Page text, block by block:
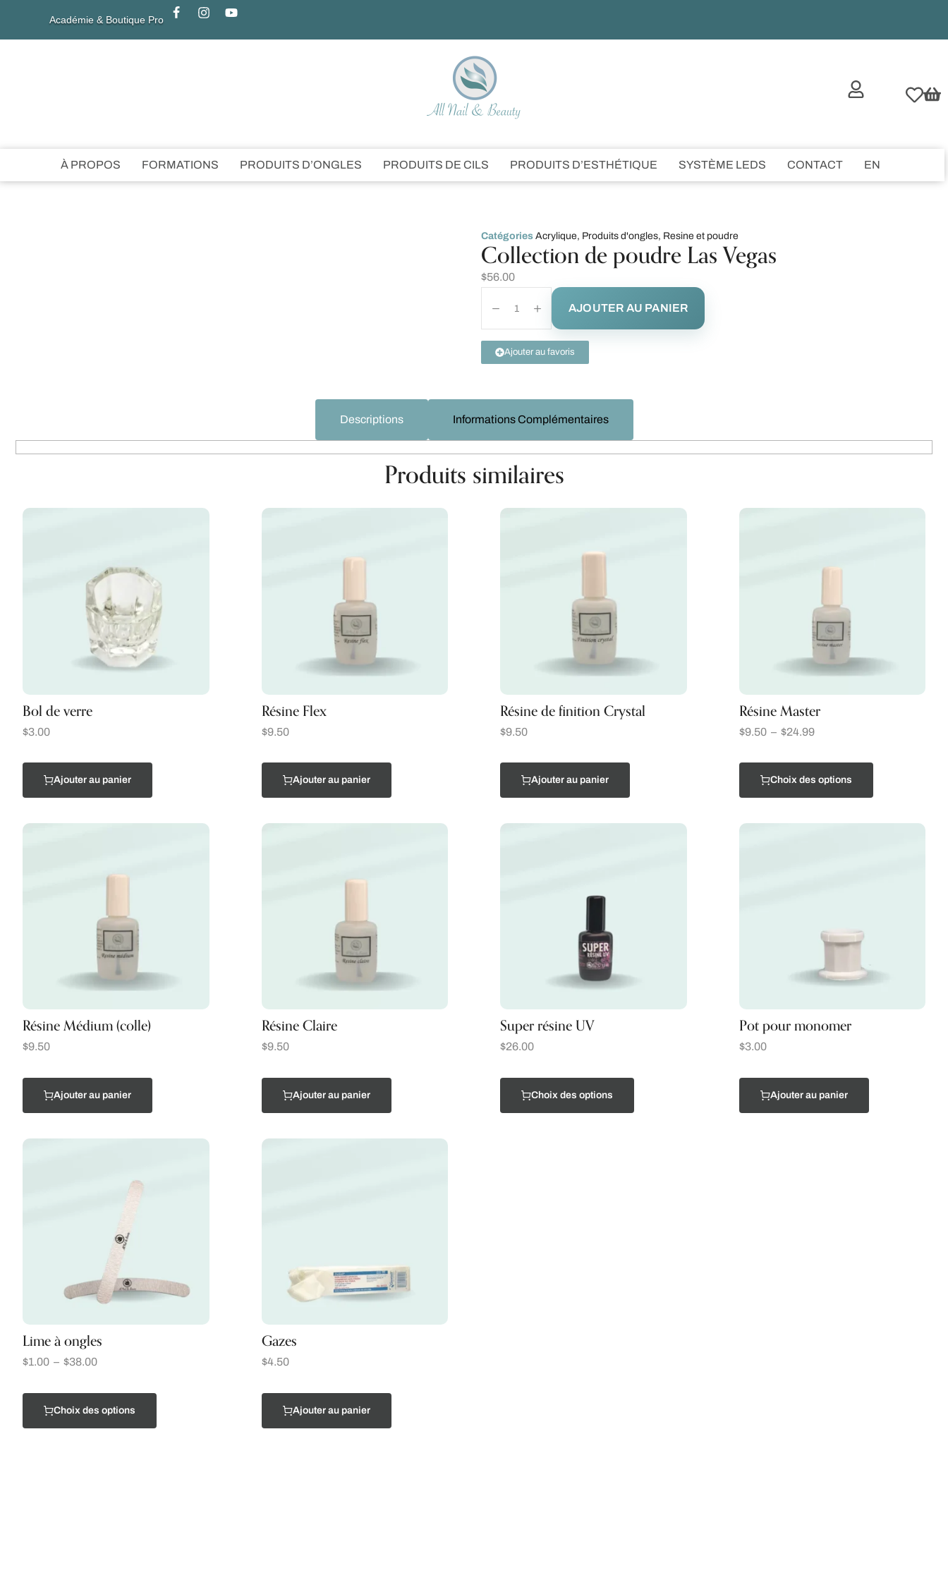
Académie & Boutique Pro
À PROPOS FORMATIONS PRODUITS D’ONGLES PRODUITS DE CILS PRODUITS D’ESTHÉTIQUE SYSTÈME LEDS CONTACT EN
Catégories Acrylique, Produits d'ongles, Resine et poudre
Collection de poudre Las Vegas
$56.00
AJOUTER AU PANIER
Ajouter au favoris
Descriptions Informations Complémentaires
Produits similaires
Bol de verre
$3.00
Ajouter au panier
Résine Flex
$9.50
Ajouter au panier
Résine de finition Crystal
$9.50
Ajouter au panier
Résine Master
$9.50 – $24.99
Choix des options
Résine Médium (colle)
$9.50
Ajouter au panier
Résine Claire
$9.50
Ajouter au panier
Super résine UV
$26.00
Choix des options
Pot pour monomer
$3.00
Ajouter au panier
Lime à ongles
$1.00 – $38.00
Choix des options
Gazes
$4.50
Ajouter au panier